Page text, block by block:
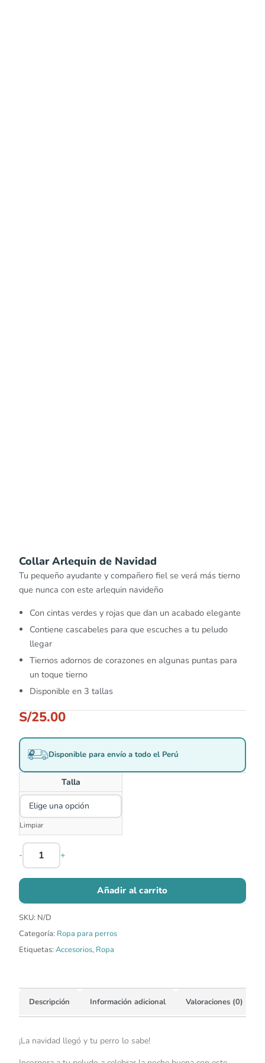
Collar Arlequin de Navidad
Tu pequeño ayudante y compañero fiel se verá más tierno
que nunca con este arlequin navideño
Con cintas verdes y rojas que dan un acabado elegante
Contiene cascabeles para que escuches a tu peludo
llegar
Tiernos adornos de corazones en algunas puntas para
un toque tierno
Disponible en 3 tallas
S/25.00
Disponible para envío a todo el Perú
Talla
Limpiar
- +
Añadir al carrito
SKU: N/D
Categoría: Ropa para perros
Etiquetas: Accesorios, Ropa
Descripción Información adicional Valoraciones (0)
¡La navidad llegó y tu perro lo sabe!